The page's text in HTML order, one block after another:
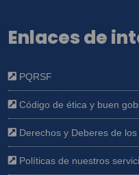
Enlaces de
PQRSF
Código de ética y buen
Derechos y Deberes de
Políticas de nuestros